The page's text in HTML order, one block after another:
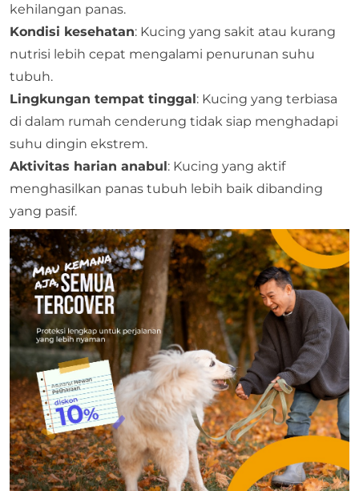
kehilangan panas.
Kondisi kesehatan: Kucing yang sakit atau kurang
nutrisi lebih cepat mengalami penurunan suhu
tubuh.
Lingkungan tempat tinggal: Kucing yang terbiasa
di dalam rumah cenderung tidak siap menghadapi
suhu dingin ekstrem.
Aktivitas harian anabul: Kucing yang aktif
menghasilkan panas tubuh lebih baik dibanding
yang pasif.